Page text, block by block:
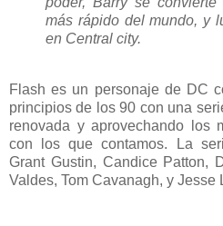
más rápido del mundo, y
en Central city.
Flash es un personaje de DC
principios de los 90 con una
renovada y aprovechando los
con los que contamos. La
Grant Gustin, Candice Patton,
Valdes, Tom Cavanagh, y Jesse